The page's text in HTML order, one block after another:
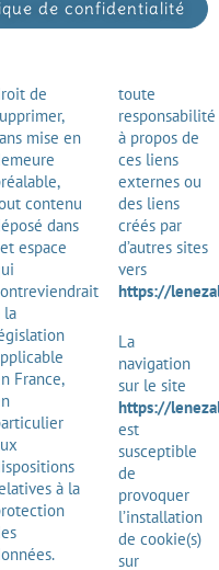
de confidentialité
de
mise en
contenu
dans
espace
la
France,
à la
toute
responsabilité
à propos de
ces liens
externes ou
des liens
créés par
d’autres sites
vers
https://
La
navigation
sur le site
https://
est
susceptible
de
provoquer
l’installation
de cookie(s)
sur